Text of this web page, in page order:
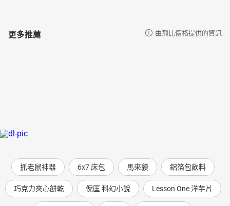
更多推薦 由飛比價格提供的資訊
抓老鼠神器 6x7 床包 馬來貘 鋁箔包飲料
巧克力夾心餅乾 倪匡 科幻小說 Lesson One 洋芋片